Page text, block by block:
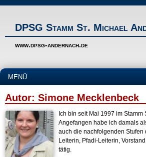
DPSG Stamm St. Michael
www.dpsg-andernach.de
MENÜ
Autor: Simone Mecklenbeck
Ich bin seit Mai 1997 im
Angefangen habe ich damals
auch die nachfolgenden Stufen
Leiterin, Pfadi-Leiterin,
tätig.